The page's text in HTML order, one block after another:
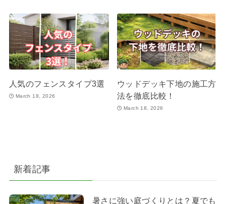
人気のフェンスタイプ3選
March 18, 2026
ウッドデッキ下地の施工方
法を徹底比較！
March 18, 2026
新着記事
暑さに強い庭づくりとは？夏でも